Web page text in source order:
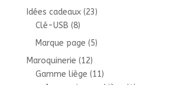
Idées cadeaux (23)
Clé-USB (8)
Marque page (5)
Maroquinerie (12)
Gamme liège (11)